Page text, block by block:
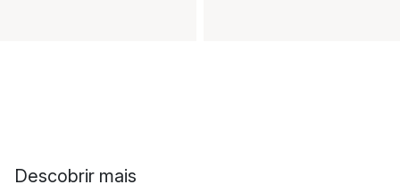
Descobrir mais